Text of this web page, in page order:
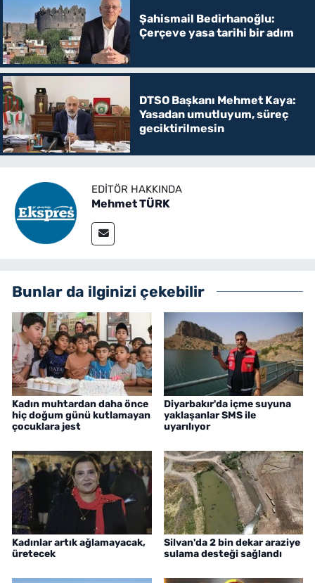
Şahismail Bedirhanoğlu:
Çerçeve yasa tarihi bir adım
DTSO Başkanı Mehmet Kaya:
Yasadan umutluyum, süreç
geciktirilmesin
EDITÖR HAKKINDA
Mehmet TÜRK
Bunlar da ilginizi çekebilir
Kadın muhtardan daha önce
hiç doğum günü kutlamayan
çocuklara jest
Diyarbakır'da içme suyuna
yaklaşanlar SMS ile
uyarılıyor
Kadınlar artık ağlamayacak,
üretecek
Silvan'da 2 bin dekar araziye
sulama desteği sağlandı